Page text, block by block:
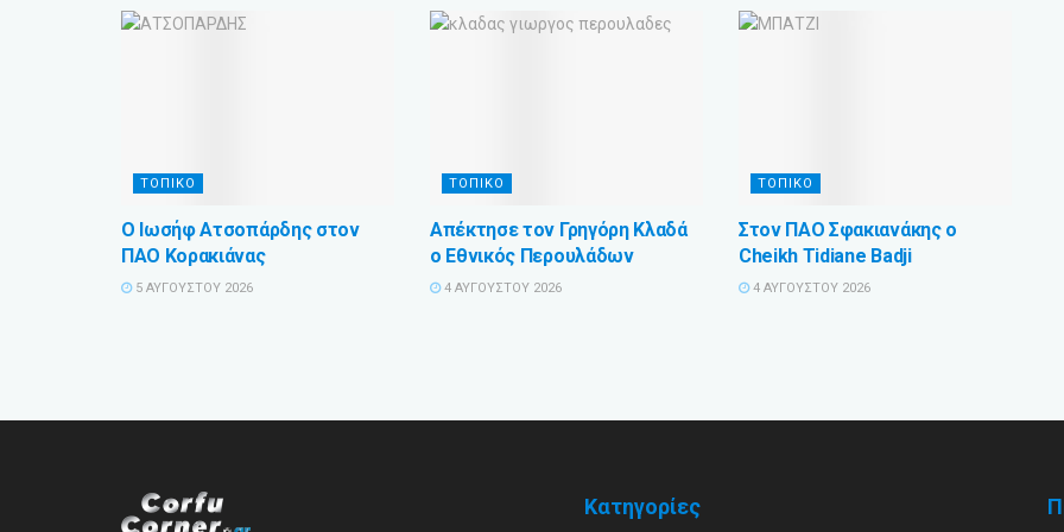
ΤΟΠΙΚΟ
Ο Ιωσήφ Ατσοπάρδης στον
ΠΑΟ Κορακιάνας
5 ΑΥΓΟΎΣΤΟΥ 2026
ΤΟΠΙΚΟ
Απέκτησε τον Γρηγόρη Κλαδά
ο Εθνικός Περουλάδων
4 ΑΥΓΟΎΣΤΟΥ 2026
ΤΟΠΙΚΟ
Στον ΠΑΟ Σφακιανάκης ο
Cheikh Tidiane Badji
4 ΑΥΓΟΎΣΤΟΥ 2026
Κατηγορίες